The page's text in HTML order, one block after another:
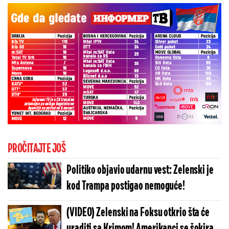
PROČITAJTE JOŠ
Politiko objavio udarnu vest: Zelenski je
kod Trampa postigao nemoguće!
(VIDEO) Zelenski na Foksu otkrio šta će